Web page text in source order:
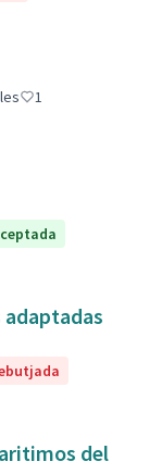
1
adaptadas
del